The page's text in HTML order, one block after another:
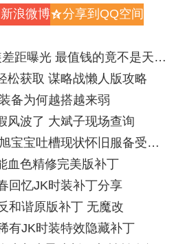
浪微博z分享到QQ空间
距曝光 最值钱的竟不是天…
松获取 谋略战懒人版攻略
备为何越搭越来弱
风波了 大斌子现场查询
宝宝吐槽现状怀旧服备受…
血色精修完美版补丁
回忆JK时装补丁分享
和谐原版补丁 无魔改
有JK时装特效隐藏补丁